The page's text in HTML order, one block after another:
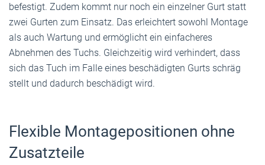
befestigt. Zudem kommt nur noch ein einzelner Gurt statt
zwei Gurten zum Einsatz. Das erleichtert sowohl Montage
als auch Wartung und ermöglicht ein einfacheres
Abnehmen des Tuchs. Gleichzeitig wird verhindert, dass
sich das Tuch im Falle eines beschädigten Gurts schräg
stellt und dadurch beschädigt wird.
Flexible Montagepositionen ohne
Zusatzteile